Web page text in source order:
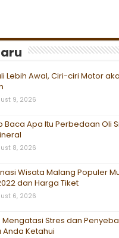
Lebih Awal, Ciri-ciri Motor
9, 2026
Baca Apa Itu Perbedaan Oli
8, 2026
Wisata Malang Populer
dan Harga Tiket
6, 2026
Mengatasi Stres dan
Anda Ketahui